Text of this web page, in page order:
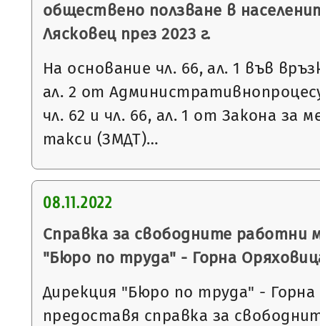
обществено ползване в
Лясковец през 2023 г.
На основание чл. 66, ал. 1 във
ал. 2 от
чл. 62 и чл. 66, ал. 1 от Закона за
такси (ЗМДТ)…
08.11.2022
Справка за свободните работни
"Бюро по труда" - Горна
Дирекция "Бюро по труда" -
предоставя справка за